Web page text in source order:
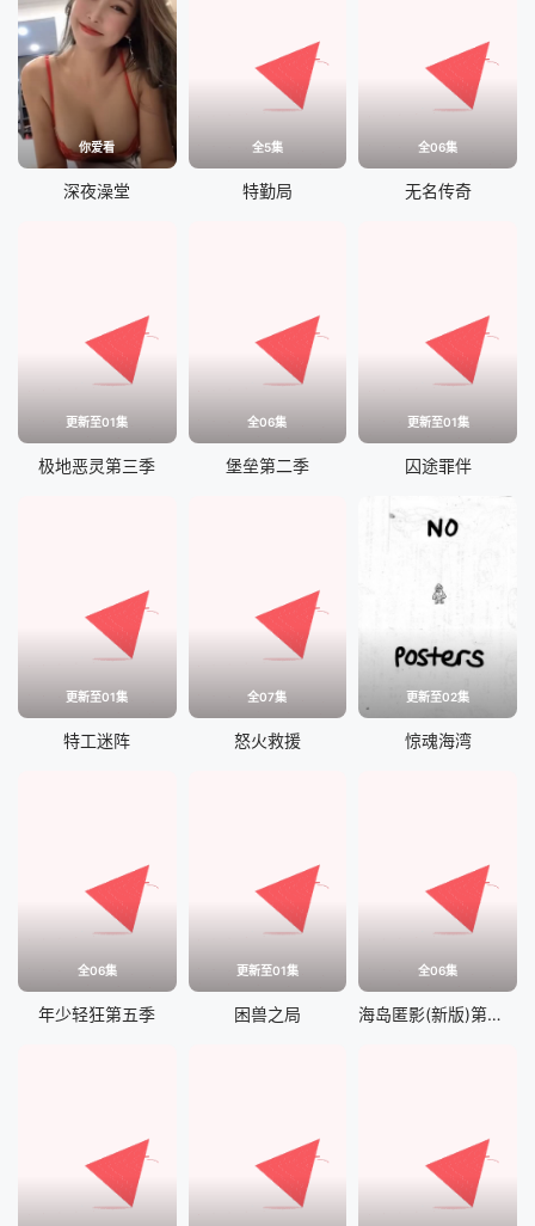
你爱看
深夜澡堂
全5集
特勤局
全06集
无名传奇
更新至01集
极地恶灵第三季
全06集
堡垒第二季
更新至01集
囚途罪伴
更新至01集
特工迷阵
全07集
怒火救援
更新至02集
惊魂海湾
全06集
年少轻狂第五季
更新至01集
困兽之局
全06集
海岛匿影(新版)第二季